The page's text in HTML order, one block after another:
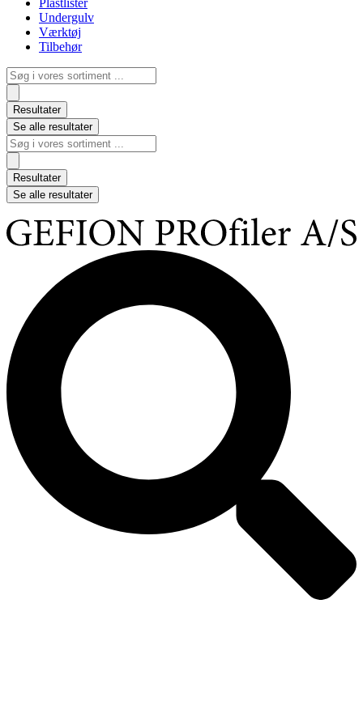
Plastlister
Undergulv
Værktøj
Tilbehør
Search
...
Resultater
Se alle resultater
Search
...
Resultater
Se alle resultater